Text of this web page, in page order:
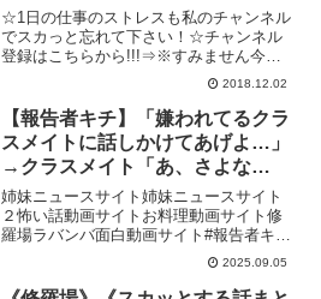
ル引きずられた！私（シぬんだろ
うな・・）気が付くと…
☆1日の仕事のストレスも私のチャンネル
でスカっと忘れて下さい！☆チャンネル
登録はこちらから!!!⇒※すみません今回
は胸糞注意な記事なので・・・スカッと
しないかもですorz不倫は絶対ダメですよ
～～！不倫やDQN行為、キチ行為などで
悲劇の再発を...
2018.12.02
【報告者キチ】「嫌われてるクラ
スメイトに話しかけてあげよ…」
→クラスメイト「あ、さよな
ら…」【2chゆっくり解説】
姉妹ニュースサイト姉妹ニュースサイト
２怖い話動画サイトお料理動画サイト修
羅場ラバンバ面白動画サイト#報告者キチ
#2ch #2ちゃんねる↓チャンネル登録よろ
しくお願いします↓ @2ch-mj4nd1話目
00:002話目 ◎当チャンネルにつ...
2025.09.05